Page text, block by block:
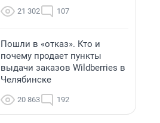
21 302 107
Пошли в «отказ». Кто и
почему продает пункты
выдачи заказов Wildberries в
Челябинске
20 863 192